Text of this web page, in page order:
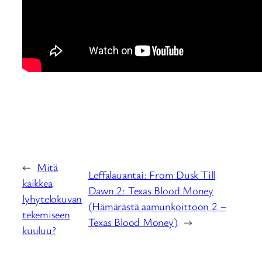
← Mitä
kaikkea
lyhytelokuvan
tekemiseen
kuuluu?
Leffalauantai: From Dusk Till
Dawn 2: Texas Blood Money
(Hämärästä aamunkoittoon 2 –
Texas Blood Money) →